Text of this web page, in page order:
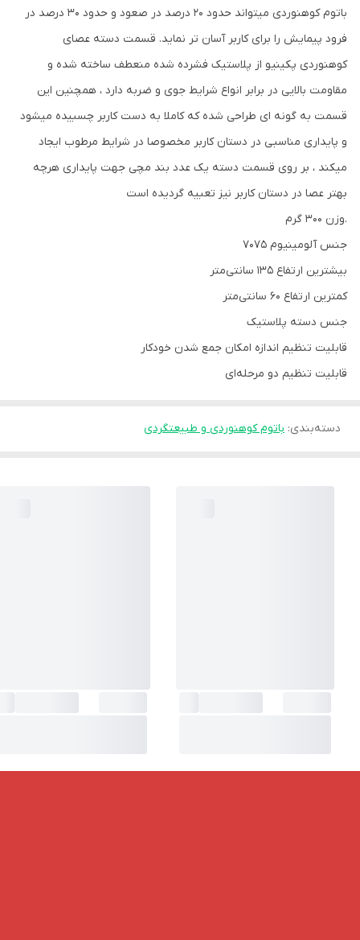
باتوم کوهنوردی میتواند حدود 20 درصد در صعود و حدود 30 درصد در
فرود پیمایش را برای کاربر آسان تر نماید. قسمت دسته عصای
کوهنوردی پکینیو از پلاستیک فشرده شده منعطف ساخته شده و
مقاومت بالایی در برابر انواع شرایط جوی و ضربه دارد ، همچنین این
قسمت به گونه ای طراحی شده که کاملا به دست کاربر چسبیده میشود
و پایداری مناسبی در دستان کاربر مخصوصا در شرایط مرطوب ایجاد
میکند ، بر روی قسمت دسته یک عدد بند مچی جهت پایداری هرچه
بهتر عصا در دستان کاربر نیز تعبیه گردیده است
.وزن 300 گرم
جنس آلومینیوم 7075
بیشترین ارتفاع 135 سانتی‌متر
کمترین ارتفاع 60 سانتی‌متر
جنس دسته پلاستیک
قابلیت تنظیم اندازه امکان جمع شدن خودکار
قابلیت تنظیم دو مرحله‌ای
دسته‌بندی: باتوم کوهنوردی و طبیعتگردی